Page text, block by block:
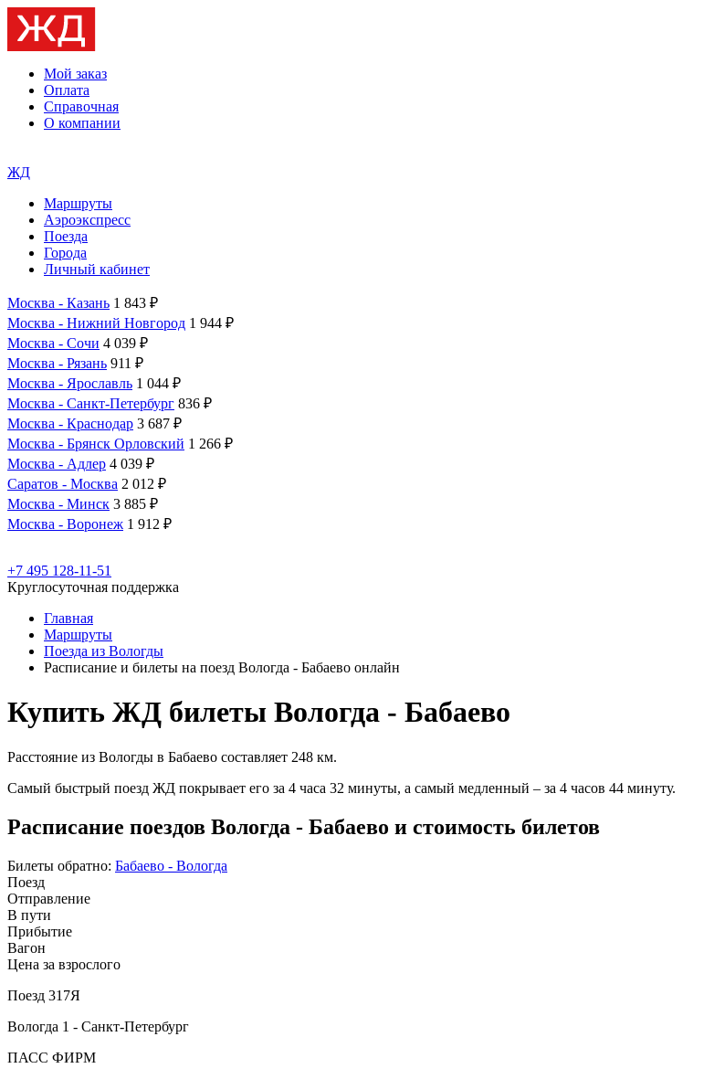
Мой заказ
Оплата
Справочная
О компании
ЖД
Маршруты
Аэроэкспресс
Поезда
Города
Личный кабинет
Москва - Казань 1 843 ₽
Москва - Нижний Новгород 1 944 ₽
Москва - Сочи 4 039 ₽
Москва - Рязань 911 ₽
Москва - Ярославль 1 044 ₽
Москва - Санкт-Петербург 836 ₽
Москва - Краснодар 3 687 ₽
Москва - Брянск Орловский 1 266 ₽
Москва - Адлер 4 039 ₽
Саратов - Москва 2 012 ₽
Москва - Минск 3 885 ₽
Москва - Воронеж 1 912 ₽
+7 495 128-11-51
Круглосуточная поддержка
Главная
Маршруты
Поезда из Вологды
Расписание и билеты на поезд Вологда - Бабаево онлайн
Купить ЖД билеты Вологда - Бабаево
Расстояние из Вологды в Бабаево составляет 248 км.
Самый быстрый поезд ЖД покрывает его за 4 часа 32 минуты, а самый медленный – за 4 часов 44 минуту.
Расписание поездов Вологда - Бабаево и стоимость билетов
Билеты обратно: Бабаево - Вологда
Поезд
Отправление
В пути
Прибытие
Вагон
Цена за взрослого
Поезд 317Я
Вологда 1 - Санкт-Петербург
ПАСС ФИРМ